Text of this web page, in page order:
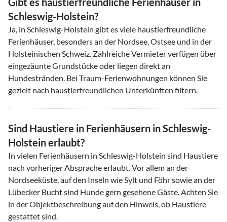
Schleswig-Holstein?
Ja, in Schleswig-Holstein gibt es viele haustierfreundliche
Ferienhäuser, besonders an der Nordsee, Ostsee und in der
Holsteinischen Schweiz. Zahlreiche Vermieter verfügen über
eingezäunte Grundstücke oder liegen direkt an
Hundestränden. Bei Traum-Ferienwohnungen können Sie
gezielt nach haustierfreundlichen Unterkünften filtern.
Sind Haustiere in Ferienhäusern in Schleswig-
Holstein erlaubt?
In vielen Ferienhäusern in Schleswig-Holstein sind Haustiere
nach vorheriger Absprache erlaubt. Vor allem an der
Nordseeküste, auf den Inseln wie Sylt und Föhr sowie an der
Lübecker Bucht sind Hunde gern gesehene Gäste. Achten Sie
in der Objektbeschreibung auf den Hinweis, ob Haustiere
gestattet sind.